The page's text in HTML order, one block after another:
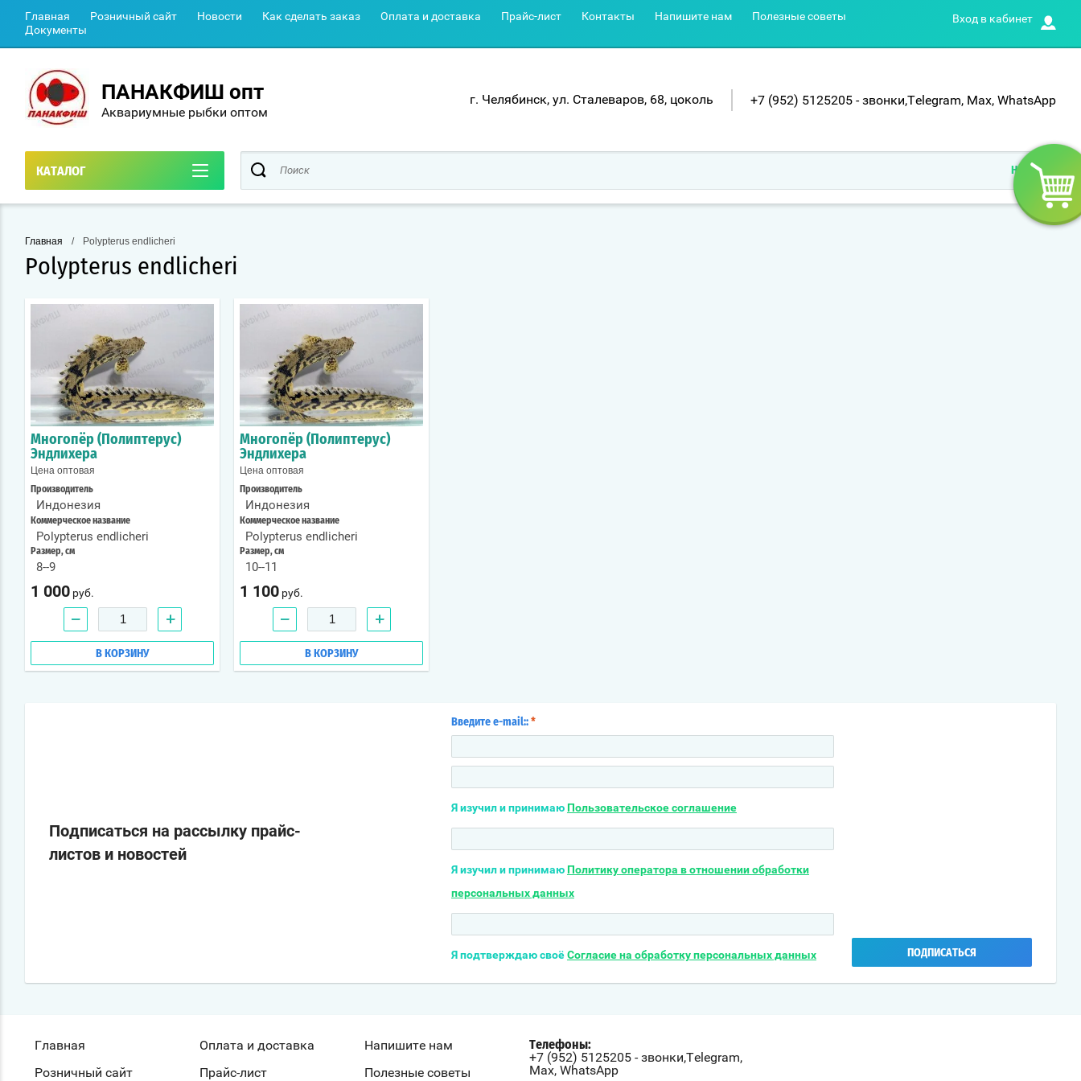
Главная Розничный сайт Новости Как сделать заказ Оплата и доставка Прайс-лист Контакты Напишите нам
Полезные советы
Документы
Вход в кабинет
ПАНАКФИШ опт
Аквариумные рыбки оптом
г. Челябинск, ул. Сталеваров, 68, цоколь +7 (952) 5125205 - звонки,Telegram, Max, WhatsApp
КАТАЛОГ
Главная / Polypterus endlicheri
Polypterus endlicheri
Многопёр (Полиптерус)
Эндлихера
Цена оптовая
Производитель
Индонезия
Коммерческое название
Polypterus endlicheri
Размер, см
8--9
1 000 руб.
− +
В КОРЗИНУ
Многопёр (Полиптерус)
Эндлихера
Цена оптовая
Производитель
Индонезия
Коммерческое название
Polypterus endlicheri
Размер, см
10--11
1 100 руб.
− +
В КОРЗИНУ
Подписаться на рассылку прайс-
листов и новостей
Введите e-mail:: *
Я изучил и принимаю Пользовательское соглашение
Я изучил и принимаю Политику оператора в отношении обработки
персональных данных
Я подтверждаю своёСогласие на обработку персональных данных ПОДПИСАТЬСЯ
Главная
Розничный сайт
Оплата и доставка
Прайс-лист
Напишите нам
Полезные советы
Телефоны:
+7 (952) 5125205 - звонки,Telegram,
Max, WhatsApp